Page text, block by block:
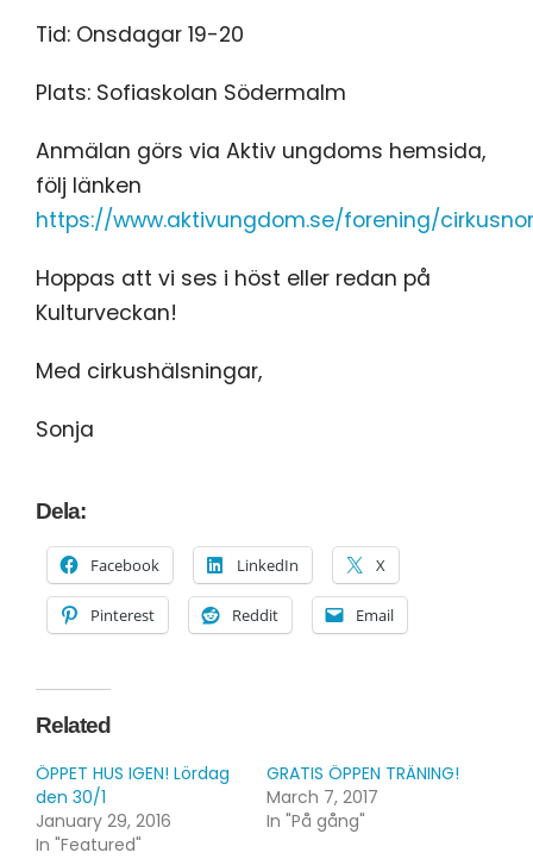
Tid: Onsdagar 19-20
Plats: Sofiaskolan Södermalm
Anmälan görs via Aktiv ungdoms hemsida,
följ länken
https://www.aktivungdom.se/forening/
Hoppas att vi ses i höst eller redan på
Kulturveckan!
Med cirkushälsningar,
Sonja
Dela:
Facebook LinkedIn X
Pinterest Reddit Email
Related
ÖPPET HUS IGEN! Lördag
den 30/1
January 29, 2016
In "Featured"
GRATIS ÖPPEN TRÄNING!
March 7, 2017
In "På gång"